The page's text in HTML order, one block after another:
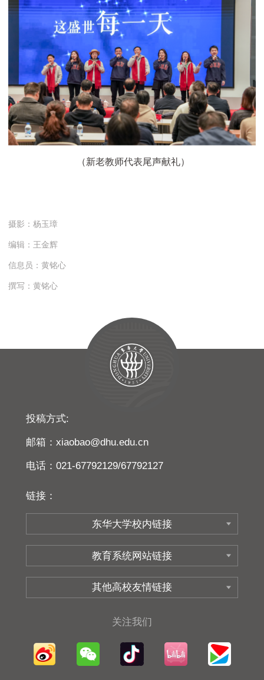
（新老教师代表尾声献礼）
摄影：杨玉璋
编辑：王金辉
信息员：黄铭心
撰写：黄铭心
投稿方式:
邮箱：xiaobao@dhu.edu.cn
电话：021-67792129/67792127
链接：
关注我们